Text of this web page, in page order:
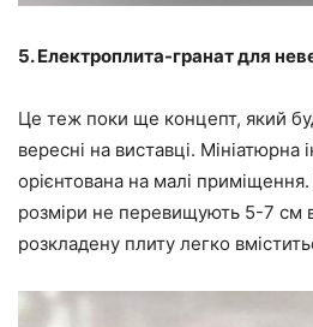
5. Електроплита-гранат для
Це теж поки ще концепт, який
вересні на виставці. Мініатюрна
орієнтована на малі приміщення.
розміри не перевищують 5-7 см
розкладену плиту легко